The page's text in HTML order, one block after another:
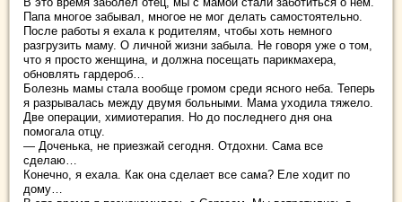
Папа многое забывал, многое не мог делать самостоятельно.
После работы я ехала к родителям, чтобы хоть немного
разгрузить маму. О личной жизни забыла. Не говоря уже о том,
что я просто женщина, и должна посещать парикмахера,
обновлять гардероб…
Болезнь мамы стала вообще громом среди ясного неба. Теперь
я разрывалась между двумя больными. Мама уходила тяжело.
Две операции, химиотерапия. Но до последнего дня она
помогала отцу.
— Доченька, не приезжай сегодня. Отдохни. Сама все
сделаю…
Конечно, я ехала. Как она сделает все сама? Еле ходит по
дому…